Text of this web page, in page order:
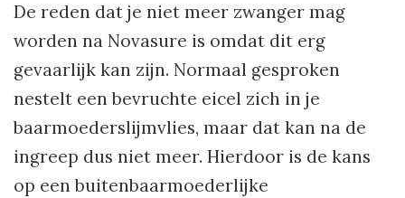
De reden dat je niet meer zwanger mag
worden na Novasure is omdat dit erg
gevaarlijk kan zijn. Normaal gesproken
nestelt een bevruchte eicel zich in je
baarmoederslijmvlies, maar dat kan na de
ingreep dus niet meer. Hierdoor is de kans
op een buitenbaarmoederlijke